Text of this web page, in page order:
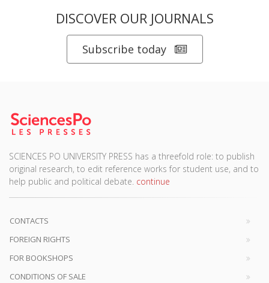
DISCOVER OUR JOURNALS
Subscribe today
SCIENCES PO UNIVERSITY PRESS has a threefold role: to publish
original research, to edit reference works for student use, and to
help public and political debate. continue
CONTACTS
FOREIGN RIGHTS
FOR BOOKSHOPS
CONDITIONS OF SALE